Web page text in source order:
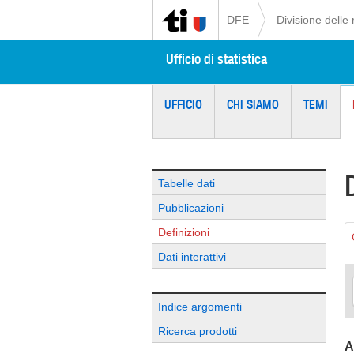
DFE Divisione delle
Ufficio di statistica
UFFICIO CHI SIAMO TEMI
Tabelle dati
Pubblicazioni
Definizioni
Dati interattivi
Indice argomenti
Ricerca prodotti